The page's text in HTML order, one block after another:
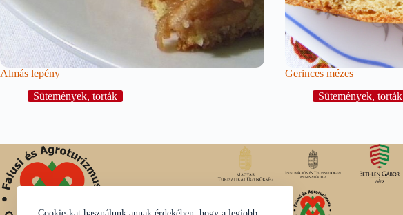
Almás lepény
Sütemények, torták
Gerinces mézes
Sütemények, torták